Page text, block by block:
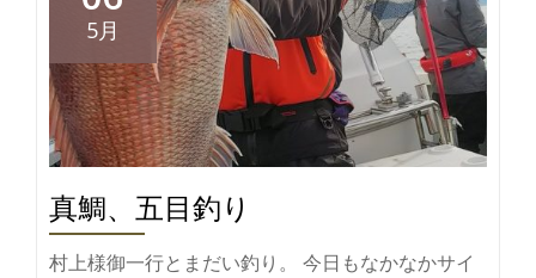
5月
真鯛、五目釣り
村上様御一行とまだい釣り。 今日もなかなかサイ